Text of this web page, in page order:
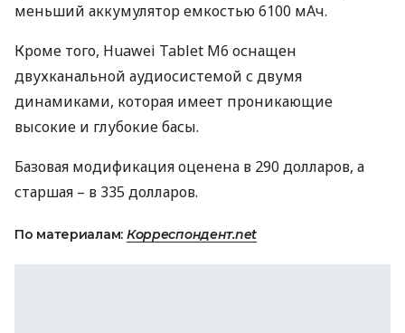
меньший аккумулятор емкостью 6100 мАч.
Кроме того, Huawei Tablet M6 оснащен
двухканальной аудиосистемой с двумя
динамиками, которая имеет проникающие
высокие и глубокие басы.
Базовая модификация оценена в 290 долларов, а
старшая – в 335 долларов.
По материалам: Корреспондент.net